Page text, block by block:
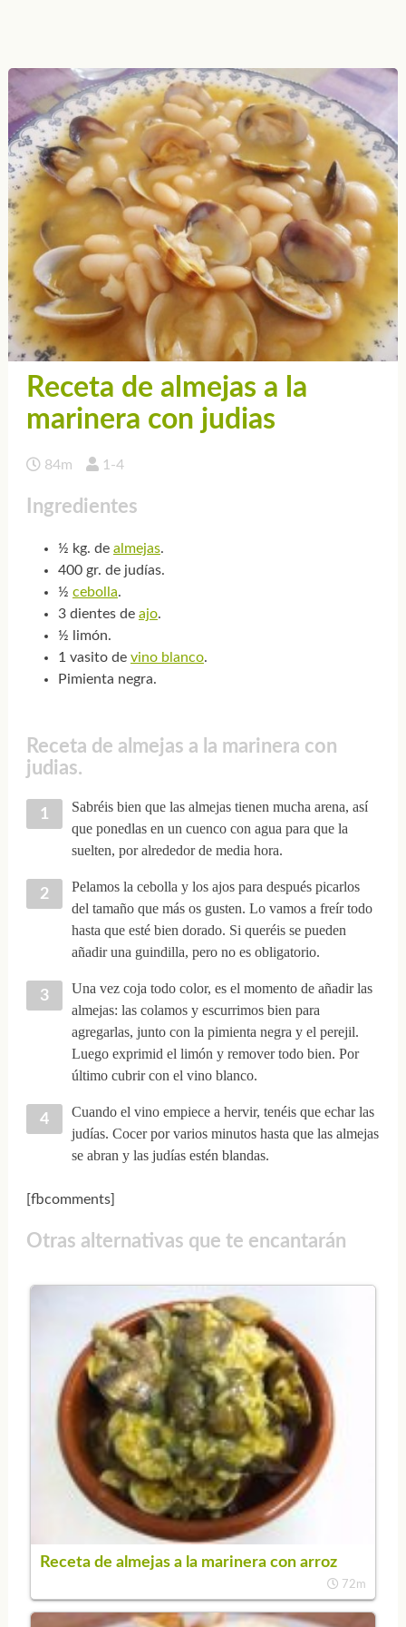
Receta de almejas a la
marinera con judias
84m 1-4
Ingredientes
½ kg. de almejas.
400 gr. de judías.
½ cebolla.
3 dientes de ajo.
½ limón.
1 vasito de vino blanco.
Pimienta negra.
Receta de almejas a la marinera con
judias.
Sabréis bien que las almejas tienen mucha arena, así
que ponedlas en un cuenco con agua para que la
suelten, por alrededor de media hora.
Pelamos la cebolla y los ajos para después picarlos
del tamaño que más os gusten. Lo vamos a freír todo
hasta que esté bien dorado. Si queréis se pueden
añadir una guindilla, pero no es obligatorio.
Una vez coja todo color, es el momento de añadir las
almejas: las colamos y escurrimos bien para
agregarlas, junto con la pimienta negra y el perejil.
Luego exprimid el limón y remover todo bien. Por
último cubrir con el vino blanco.
Cuando el vino empiece a hervir, tenéis que echar las
judías. Cocer por varios minutos hasta que las almejas
se abran y las judías estén blandas.
[fbcomments]
Otras alternativas que te encantarán
Receta de almejas a la marinera con arroz
72m